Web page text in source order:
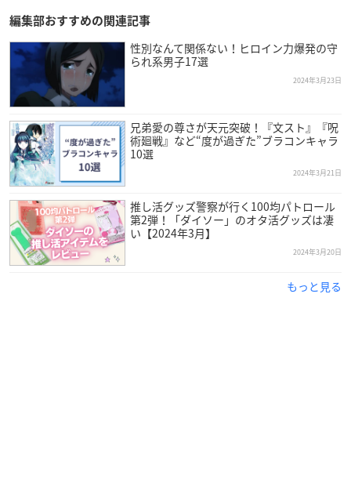
編集部おすすめの関連記事
性別なんて関係ない！ヒロイン力爆発の守
られ系男子17選
2024年3月23日
兄弟愛の尊さが天元突破！『文スト』『呪
術廻戦』など“度が過ぎた”ブラコンキャラ
10選
2024年3月21日
推し活グッズ警察が行く100均パトロール
第2弾！「ダイソー」のオタ活グッズは凄
い【2024年3月】
2024年3月20日
もっと見る